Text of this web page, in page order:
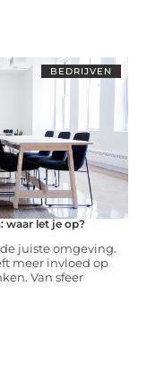
BEDRIJVEN
waar let je op?
juiste omgeving.
meer invloed op
Van sfeer